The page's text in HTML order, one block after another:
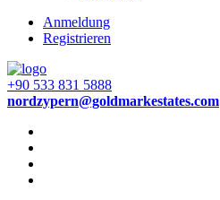
Anmeldung
Registrieren
+90 533 831 5888
nordzypern@goldmarkestates.com